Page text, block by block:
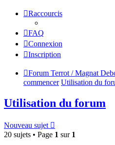
Raccourcis
FAQ
Connexion
Inscription
Forum Terrot / Magnat
commencer Utilisation du
Utilisation du forum
Nouveau sujet
20 sujets • Page 1 sur 1